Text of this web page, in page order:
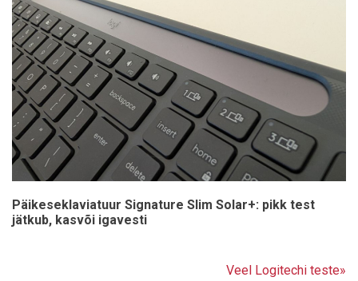
Päikeseklaviatuur Signature Slim Solar+: pikk test
jätkub, kasvõi igavesti
Veel Logitechi teste»